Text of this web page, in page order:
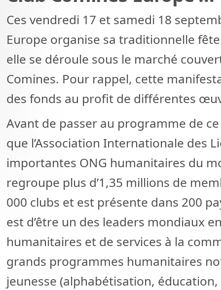
Ces vendredi 17 et samedi 18
Europe organise sa traditionnelle
elle se déroule sous le marché
Comines. Pour rappel, cette
des fonds au profit de différentes
Avant de passer au programme de
que l’Association Internationale des
importantes ONG humanitaires du
regroupe plus d’1,35 millions de
000 clubs et est présente dans 200
est d’être un des leaders mondiaux
humanitaires et de services à la
grands programmes humanitaires
jeunesse (alphabétisation,